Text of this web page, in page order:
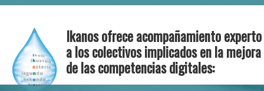
Ikanos ofrece acompañamiento experto
a los colectivos implicados en la mejora
de las competencias digitales: